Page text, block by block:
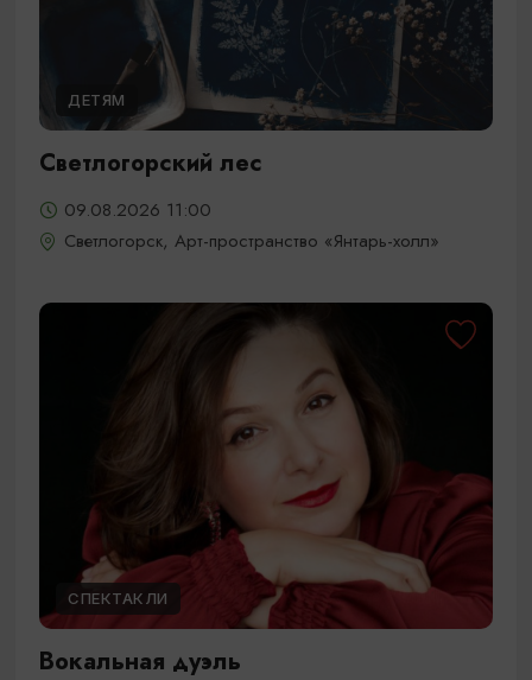
ДЕТЯМ
Светлогорский лес
09.08.2026 11:00
Светлогорск, Арт-пространство «Янтарь-холл»
СПЕКТАКЛИ
Вокальная дуэль